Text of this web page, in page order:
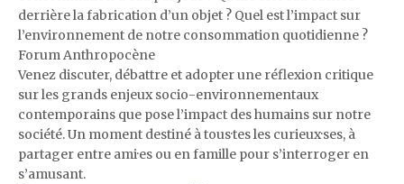
derrière la fabrication d’un objet ? Quel est l’impact sur
l’environnement de notre consommation quotidienne ?
Forum Anthropocène
Venez discuter, débattre et adopter une réflexion critique
sur les grands enjeux socio-environnementaux
contemporains que pose l’impact des humains sur notre
société. Un moment destiné à tous·tes les curieux·ses, à
partager entre ami·es ou en famille pour s’interroger en
s’amusant.